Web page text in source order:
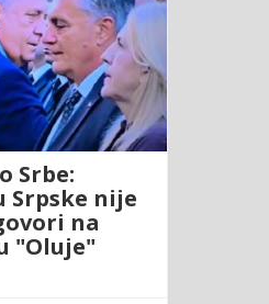
Srbe:
Srpske nije
na
"Oluje"